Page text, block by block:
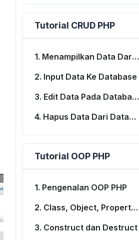
Tutorial CRUD PHP
1. Menampilkan Data Dari Database
2. Input Data Ke Database
3. Edit Data Pada Database
4. Hapus Data Dari Database
Tutorial OOP PHP
1. Pengenalan OOP PHP
2. Class, Object, Property dan Method
3. Construct dan Destruct